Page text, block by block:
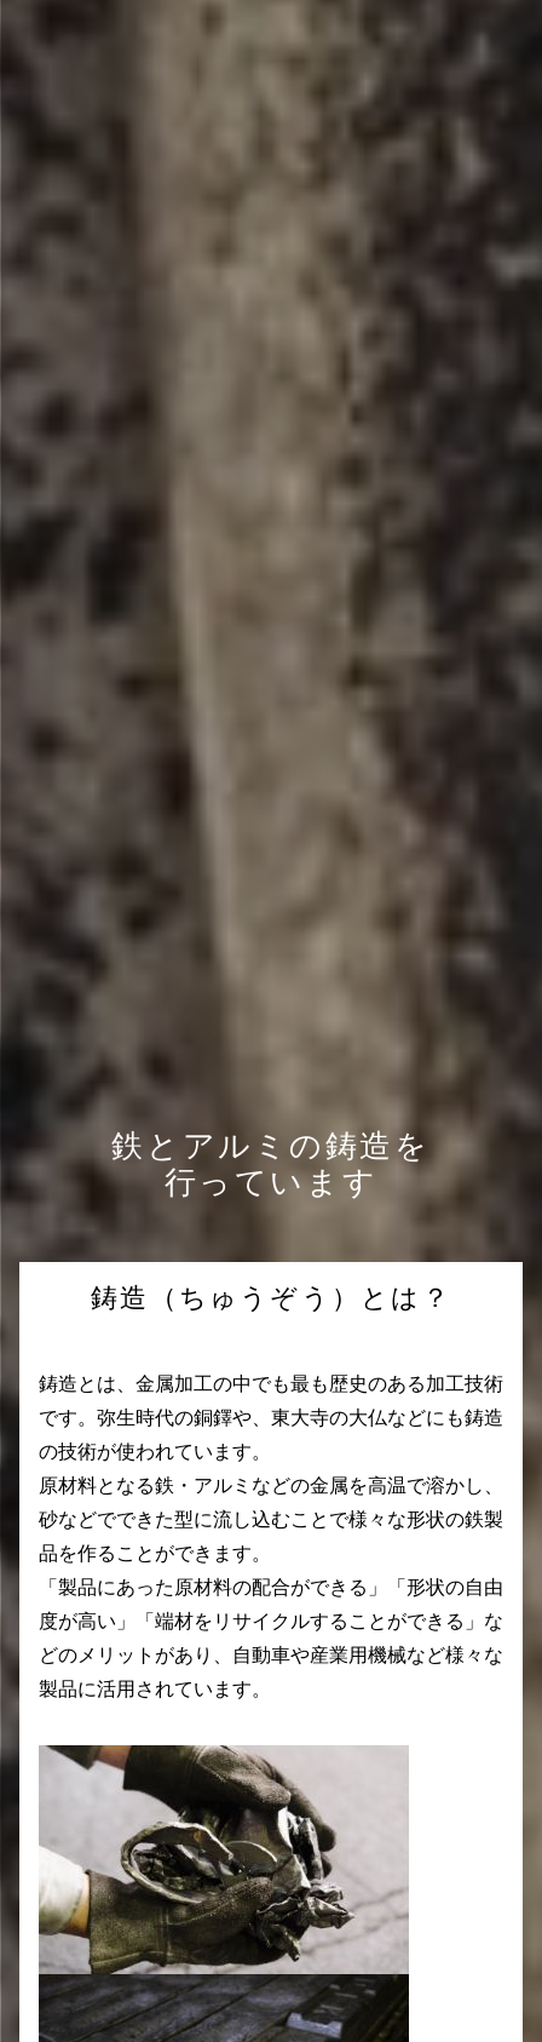
鉄とアルミの鋳造を
行っています
鋳造（ちゅうぞう）とは？
鋳造とは、金属加工の中でも最も歴史のある加工技術
です。弥生時代の銅鐸や、東大寺の大仏などにも鋳造
の技術が使われています。
原材料となる鉄・アルミなどの金属を高温で溶かし、
砂などでできた型に流し込むことで様々な形状の鉄製
品を作ることができます。
「製品にあった原材料の配合ができる」「形状の自由
度が高い」「端材をリサイクルすることができる」な
どのメリットがあり、自動車や産業用機械など様々な
製品に活用されています。